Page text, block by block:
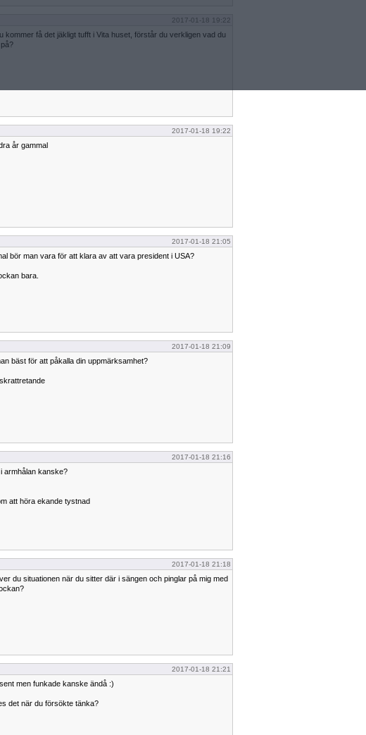
2017-01-18 19:22
kommer få det jäkligt tufft i Vita huset, förstår du verkligen vad du
2017-01-18 19:22
år gammal
2017-01-18 21:05
bör man vara för att klara av att vara president i USA?
bara.
2017-01-18 21:09
bäst för att påkalla din uppmärksamhet?
2017-01-18 21:16
i armhålan kanske?
att höra ekande tystnad
2017-01-18 21:18
du situationen när du sitter där i sängen och pinglar på mig med
2017-01-18 21:21
men funkade kanske ändå :)
det när du försökte tänka?